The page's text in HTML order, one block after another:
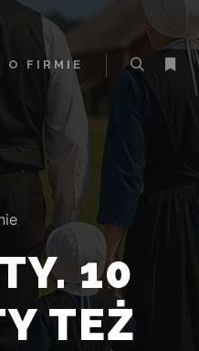
O FIRMIE
10
TEŻ